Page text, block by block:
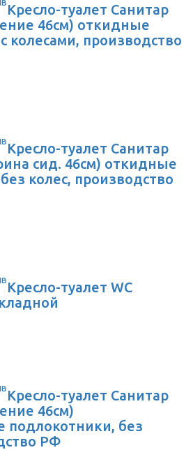
Кресло-туалет Санитар
46см) откидные
колесами, производство
Кресло-туалет Санитар
сид. 46см) откидные
колес, производство
Кресло-туалет WC
Кресло-туалет Санитар
46см)
подлокотники, без
РФ